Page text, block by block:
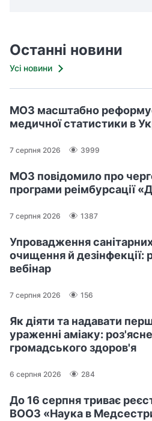
Останні новини
Усі новини
МОЗ масштабно
медичної статистики в
7 серпня 2026 3999
МОЗ повідомило про
програми реімбурсації
7 серпня 2026 1387
Упровадження
очищення й дезінфекції:
вебінар
7 серпня 2026 156
Як діяти та надавати
ураженні аміаку:
громадського здоров'я
6 серпня 2026 284
До 16 серпня триває
ВООЗ «Наука в